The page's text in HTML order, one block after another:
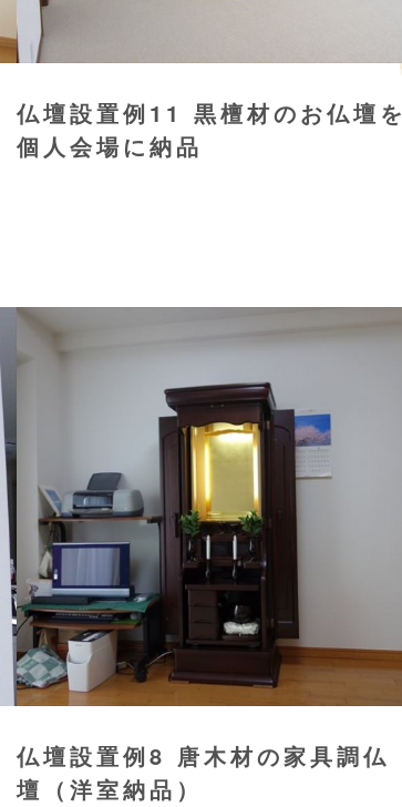
仏壇設置例11 黒檀材のお仏壇を
個人会場に納品
仏壇設置例8 唐木材の家具調仏
壇（洋室納品）